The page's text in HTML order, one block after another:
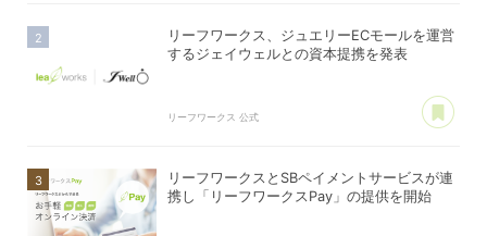
リーフワークス、ジュエリーECモールを運営
するジェイウェルとの資本提携を発表
リーフワークス 公式
リーフワークスとSBペイメントサービスが連
携し「リーフワークスPay」の提供を開始